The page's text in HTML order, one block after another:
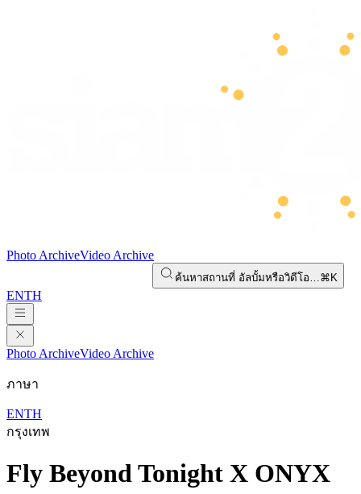
Photo ArchiveVideo Archive
ค้นหาสถานที่ อัลบั้มหรือวิดีโอ…⌘K
ENTH
Photo ArchiveVideo Archive
ภาษา
ENTH
กรุงเทพ
Fly Beyond Tonight X ONYX